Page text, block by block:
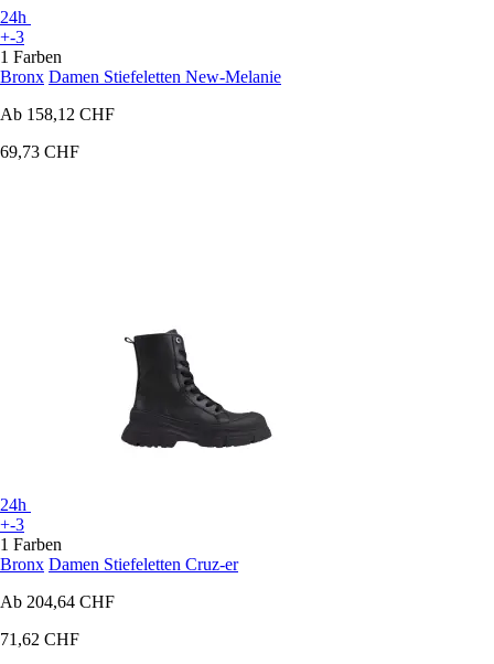
24h
+-3
1 Farben
Bronx Damen Stiefeletten New-Melanie
Ab 158,12 CHF
69,73 CHF
24h
+-3
1 Farben
Bronx Damen Stiefeletten Cruz-er
Ab 204,64 CHF
71,62 CHF